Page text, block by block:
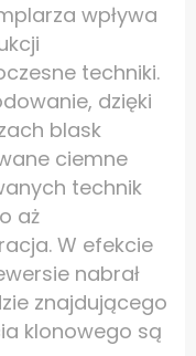
wpływa
techniki.
dzięki
blask
ciemne
technik
aż
W efekcie
nabrał
znajdującego
klonowego są